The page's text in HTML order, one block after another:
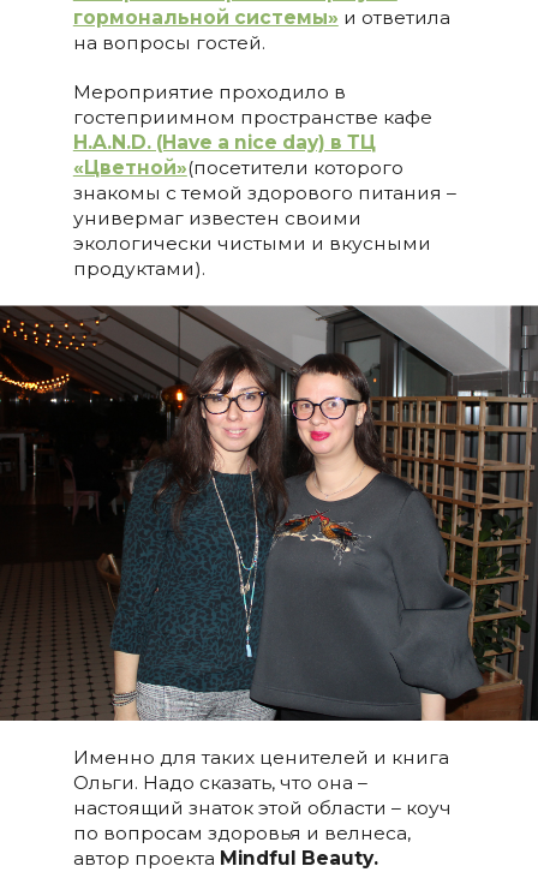
гормональной системы» и ответила
на вопросы гостей.
Мероприятие проходило в
гостеприимном пространстве кафе
H.A.N.D. (Have a nice day) в ТЦ
«Цветной»(посетители которого
знакомы с темой здорового питания –
универмаг известен своими
экологически чистыми и вкусными
продуктами).
Именно для таких ценителей и книга
Ольги. Надо сказать, что она –
настоящий знаток этой области – коуч
по вопросам здоровья и велнеса,
автор проекта Mindful Beauty.